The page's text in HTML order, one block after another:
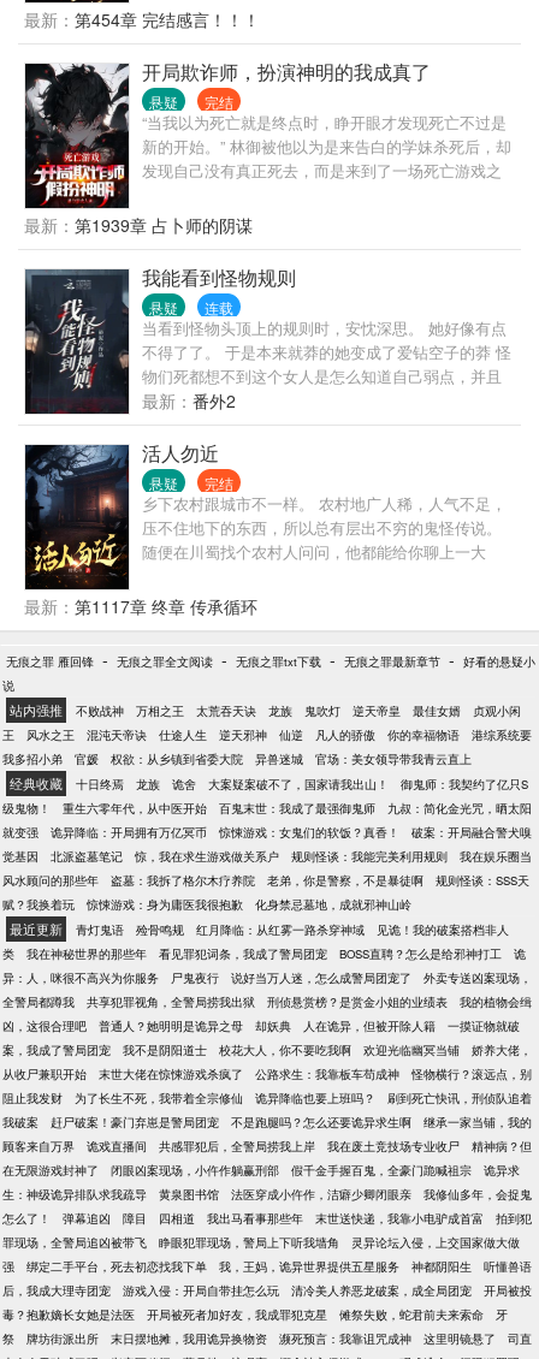
诡异入侵之前，开始疯狂抽卡氪金养鬼物，什么红嫁
衣啊，雪女啊，哥特萝莉啊，小恶魔之类的鬼物全都
养起来！ 十天之后，诡异入侵现实！ 所有人都懵逼
了！ “原来这个往游戏里充值十个亿的大冤种竟然是大
佬！” “我之前还嘲笑他，现在大冤种竟然是我自己！”
“大佬还缺腿部挂件吗？” 就连入侵现实的鬼物见到林
恩都是头皮发麻，凭什么这家伙身边站着这么多s级女
鬼啊！ 而林恩只是微微一笑:“你有什么冤屈吗，我来
最新： 第454章 完结感言！！！
开局欺诈师，扮演神明的我成真了
悬疑 完结
“当我以为死亡就是终点时，睁开眼才发现死亡不过是
新的开始。” 林御被他以为是来告白的学妹杀死后，却
发现自己没有真正死去，而是来到了一场死亡游戏之
林御觉醒了“唯一职业·欺诈师”—— 看着其他茫然的玩
家，林御为了胜利，选择在游戏中假扮神明！ “欢迎来
到我的游戏——羔羊们！” 而在接踵而至、一场又一场
的死亡游戏中…… 林御也最终依靠着，成为了真正的
神明！
最新： 第1939章 占卜师的阴谋
我能看到怪物规则
悬疑 连载
当看到怪物头顶上的规则时，安忱深思。 她好像有点
不得了了。 于是本来就莽的她变成了爱钻空子的莽 怪
物们死都想不到这个女人是怎么知道自己弱点，并且
无伤通关的。 ———— 在怪物纵横的规则领域里，安
忱不懂怎么通过规则找到规则领域的生成点，她只知
道这些怪物肯定知道些什么。 于是，在怪物们都享受
人类对自己的恐惧时，看见了一名挥着大刀的女孩站
在自己面前。 “知道些什么，都吐出来。” 怪物：“……”
你好像很狂啊。 正要给她一个教训时，安忱甚至都没
有动刀就让它差点死掉。 “再不说我弄死你。”
最新： 番外2
活人勿近
悬疑 完结
乡下农村跟城市不一样。 农村地广人稀，人气不足，
压不住地下的东西，所以总有层出不穷的鬼怪传说。
随便在川蜀找个农村人问问，他都能给你聊上一大
些奇异经历的人会信以为真。 受过高等教育的人，在
听完总是不免扣一个迷信的帽子。 过往的一切也无法
时代，再去探究没了意义，更没有必要。 于我而言，
的一笔。 偏远山村的邪神恶鬼，尸变的死人，原始森
林中的精怪，清代地主古墓…… 身处那段峥嵘岁月，
我将会把过往经历过的事情，用文学戏剧的形式来装
饰一番，全部写下来。 以一个经历者的角度，以我所
知道的真相，给诸位仔细解释一下灵异世界的那层神
秘。
最新： 第1117章 终章 传承循环
无痕之罪 雁回锋 - 无痕之罪全文阅读 - 无痕之罪txt下载 - 无痕之罪最新章节 - 好看的悬疑小
说
站内强推 不败战神 万相之王 太荒吞天诀 龙族 鬼吹灯 逆天帝皇 最佳女婿
贞观小闲
王
风水之王 混沌天帝诀 仕途人生 逆天邪神 仙逆 凡人的骄傲 你的幸福物语
港综系统要
我多招小弟
官媛 权欲：从乡镇到省委大院 异兽迷城 官场：美女领导带我青云直上
经典收藏 十日终焉 龙族 诡舍 大案疑案破不了，国家请我出山！
御鬼师：我契约了亿只S
级鬼物！
重生六零年代，从中医开始 百鬼末世：我成了最强御鬼师
九叔：简化金光咒，晒太阳
就变强
诡异降临：开局拥有万亿冥币 惊悚游戏：女鬼们的软饭？真香！
破案：开局融合警犬嗅
觉基因
北派盗墓笔记 惊，我在求生游戏做关系户 规则怪谈：我能完美利用规则
我在娱乐圈当
风水顾问的那些年
盗墓：我拆了格尔木疗养院 老弟，你是警察，不是暴徒啊
规则怪谈：SSS天
赋？我换着玩
惊悚游戏：身为庸医我很抱歉 化身禁忌墓地，成就邪神山岭
最近更新 青灯鬼语 殓骨鸣规 红月降临：从红雾一路杀穿神域
见诡！我的破案搭档非人
类
我在神秘世界的那些年 看见罪犯词条，我成了警局团宠 BOSS直聘？怎么是给邪神打工
诡
异：人，咪很不高兴为你服务
尸鬼夜行 说好当万人迷，怎么成警局团宠了
外卖专送凶案现场，
全警局都蹲我
共享犯罪视角，全警局捞我出狱 刑侦悬赏榜？是赏金小姐的业绩表
我的植物会缉
凶，这很合理吧
普通人？她明明是诡异之母 却妖典 人在诡异，但被开除人籍
一摸证物就破
案，我成了警局团宠
我不是阴阳道士 校花大人，你不要吃我啊 欢迎光临幽冥当铺
娇养大佬，
从收尸兼职开始
末世大佬在惊悚游戏杀疯了 公路求生：我靠板车苟成神
怪物横行？滚远点，别
阻止我发财
为了长生不死，我带着全宗修仙 诡异降临也要上班吗？
刷到死亡快讯，刑侦队追着
我破案
赶尸破案！豪门弃崽是警局团宠 不是跑腿吗？怎么还要诡异求生啊
继承一家当铺，我的
顾客来自万界
诡戏直播间 共感罪犯后，全警局捞我上岸 我在废土竞技场专业收尸
精神病？但
在无限游戏封神了
闭眼凶案现场，小仵作躺赢刑部 假千金手握百鬼，全豪门跪喊祖宗
诡异求
生：神级诡异排队求我疏导
黄泉图书馆 法医穿成小仵作，洁癖少卿闭眼亲
我修仙多年，会捉鬼
怎么了！
弹幕追凶 障目 四相道 我出马看事那些年 末世送快递，我靠小电驴成首富
拍到犯
罪现场，全警局追凶被带飞
睁眼犯罪现场，警局上下听我墙角
灵异论坛入侵，上交国家做大做
强
绑定二手平台，死去初恋找我下单 我，王妈，诡异世界提供五星服务 神都阴阳生
听懂兽语
后，我成大理寺团宠
游戏入侵：开局自带挂怎么玩 清冷美人养恶龙破案，成全局团宠
开局被投
毒？抱歉嫡长女她是法医
开局被死者加好友，我成罪犯克星 傩祭失败，蛇君前夫来索命
牙
祭
牌坊街派出所 末日摆地摊，我用诡异换物资 濒死预言：我靠诅咒成神 这里明镜悬了
司直